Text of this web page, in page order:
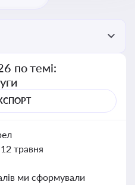
по темі:
травня
ми сформували